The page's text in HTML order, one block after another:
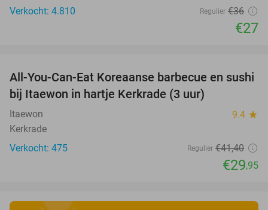
Verkocht: 4.810
Regulier €36
€27
28%
All-You-Can-Eat Koreaanse barbecue en sushi
bij Itaewon in hartje Kerkrade (3 uur)
Itaewon 9.4 star
Kerkrade
Verkocht: 475
Regulier €41,40
€29,95